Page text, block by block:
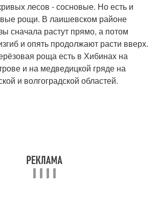
лесов - сосновые. Но есть и
рощи. В лаишевском районе
сначала растут прямо, а потом
и опять продолжают расти вверх.
роща есть в Хибинах на
и на медведицкой гряде на
и волгоградской областей.